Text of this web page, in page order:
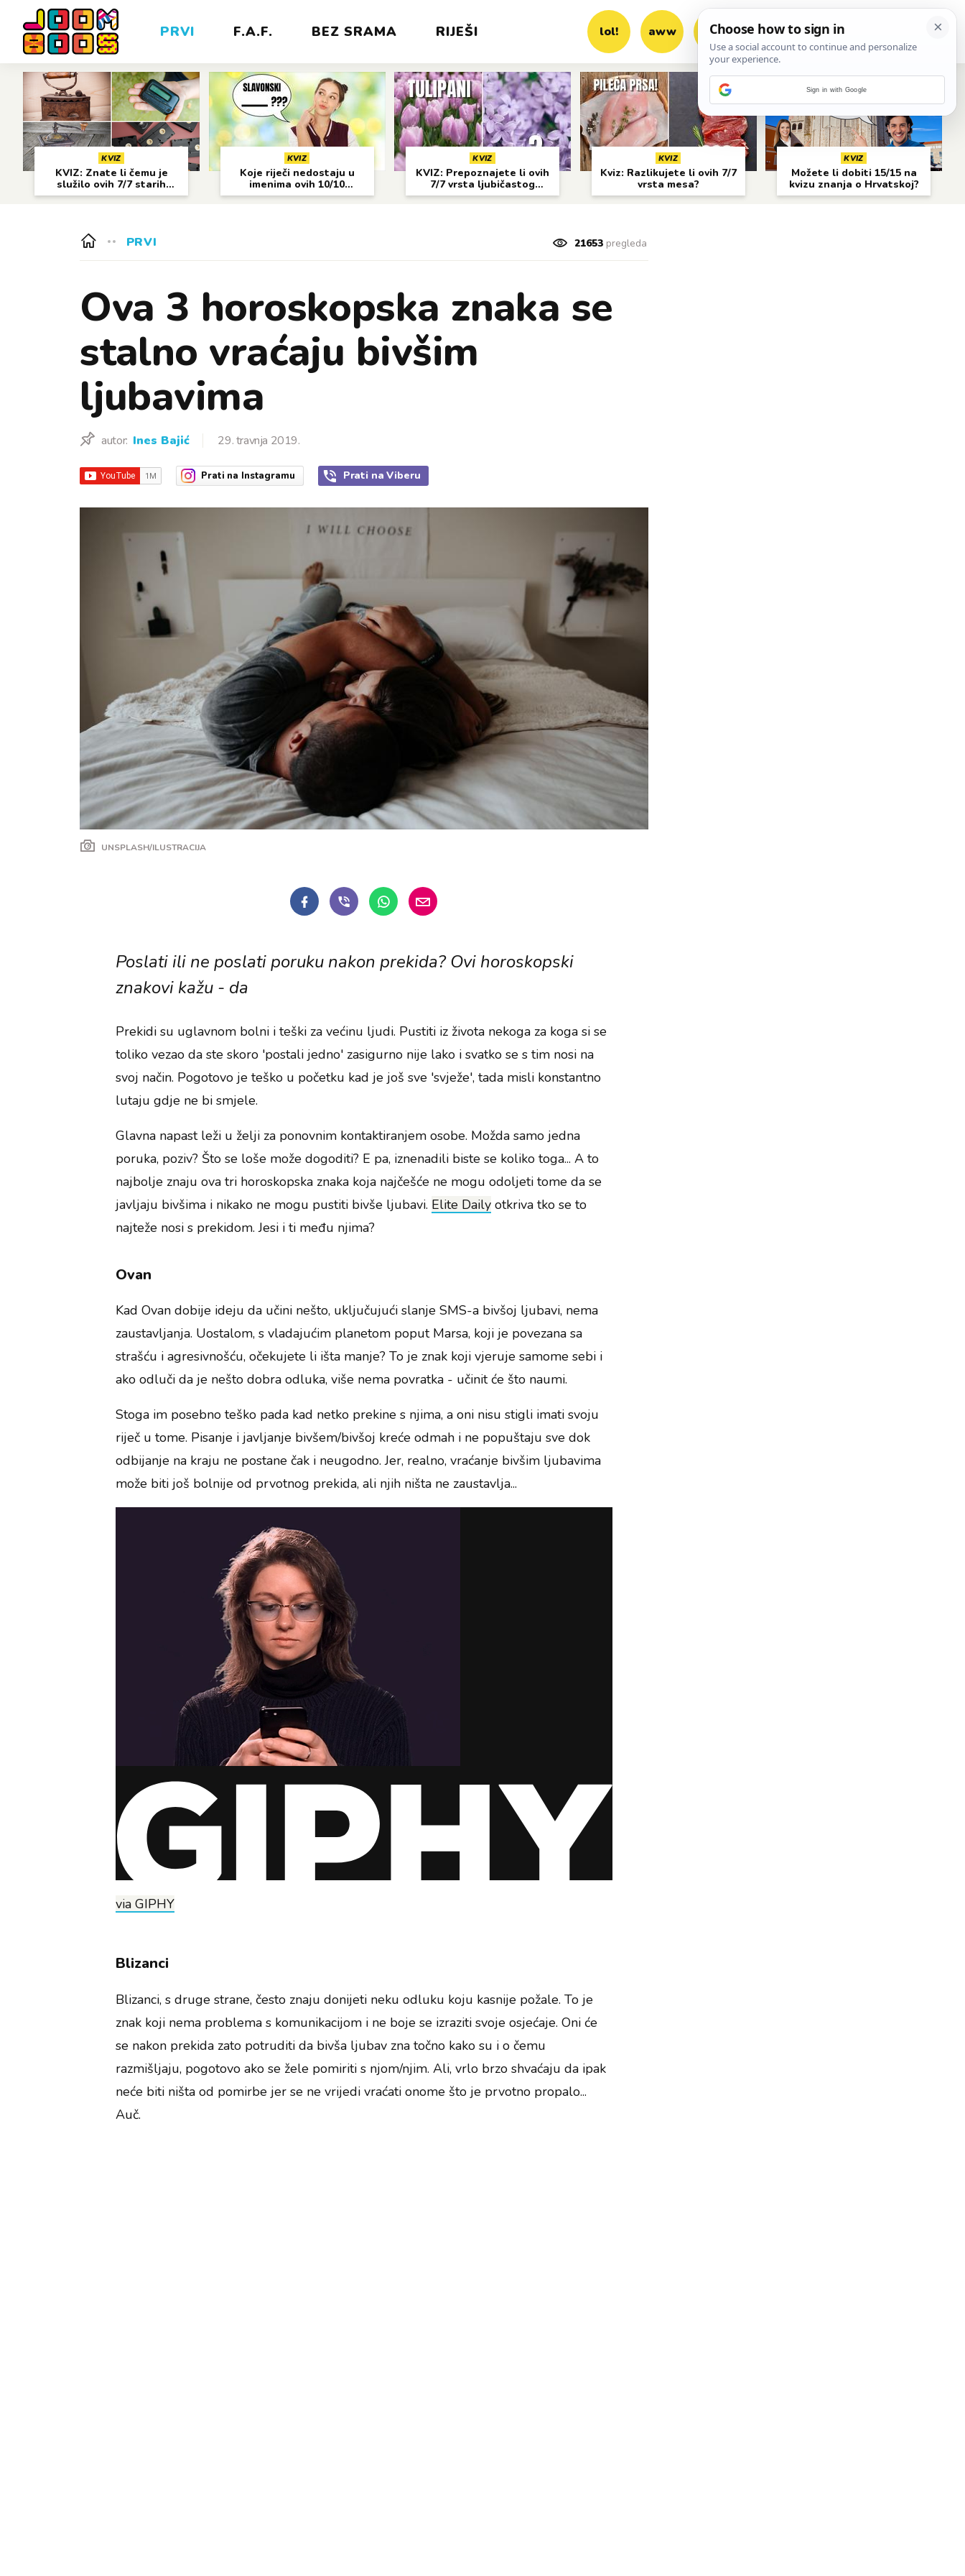
PRVI F.A.F. BEZ SRAMA RIJEŠI lol! aww vrh! woot?!
KVIZ
KVIZ: Znate li čemu je
služilo ovih 7/7 starih
predmeta?
KVIZ
Koje riječi nedostaju u
imenima ovih 10/10
gradova?
KVIZ
KVIZ: Prepoznajete li ovih
7/7 vrsta ljubičastog
cvijeća?
KVIZ
Kviz: Razlikujete li ovih 7/7
vrsta mesa?
KVIZ
Možete li dobiti 15/15 na
kvizu znanja o Hrvatskoj?
PRVI 21653pregleda
Ova 3 horoskopska znaka se
stalno vraćaju bivšim
ljubavima
autor: Ines Bajić 29. travnja 2019.
Prati na Instagramu Prati na Viberu
UNSPLASH/ILUSTRACIJA
Poslati ili ne poslati poruku nakon prekida? Ovi horoskopski
znakovi kažu - da
Prekidi su uglavnom bolni i teški za većinu ljudi. Pustiti iz života nekoga za koga si se
toliko vezao da ste skoro 'postali jedno' zasigurno nije lako i svatko se s tim nosi na
svoj način. Pogotovo je teško u početku kad je još sve 'svježe', tada misli konstantno
lutaju gdje ne bi smjele.
Glavna napast leži u želji za ponovnim kontaktiranjem osobe. Možda samo jedna
poruka, poziv? Što se loše može dogoditi? E pa, iznenadili biste se koliko toga... A to
najbolje znaju ova tri horoskopska znaka koja najčešće ne mogu odoljeti tome da se
javljaju bivšima i nikako ne mogu pustiti bivše ljubavi. Elite Daily otkriva tko se to
najteže nosi s prekidom. Jesi i ti među njima?
Ovan
Kad Ovan dobije ideju da učini nešto, uključujući slanje SMS-a bivšoj ljubavi, nema
zaustavljanja. Uostalom, s vladajućim planetom poput Marsa, koji je povezana sa
strašću i agresivnošću, očekujete li išta manje? To je znak koji vjeruje samome sebi i
ako odluči da je nešto dobra odluka, više nema povratka - učinit će što naumi.
Stoga im posebno teško pada kad netko prekine s njima, a oni nisu stigli imati svoju
riječ u tome. Pisanje i javljanje bivšem/bivšoj kreće odmah i ne popuštaju sve dok
odbijanje na kraju ne postane čak i neugodno. Jer, realno, vraćanje bivšim ljubavima
može biti još bolnije od prvotnog prekida, ali njih ništa ne zaustavlja...
via GIPHY
Blizanci
Blizanci, s druge strane, često znaju donijeti neku odluku koju kasnije požale. To je
znak koji nema problema s komunikacijom i ne boje se izraziti svoje osjećaje. Oni će
se nakon prekida zato potruditi da bivša ljubav zna točno kako su i o čemu
razmišljaju, pogotovo ako se žele pomiriti s njom/njim. Ali, vrlo brzo shvaćaju da ipak
neće biti ništa od pomirbe jer se ne vrijedi vraćati onome što je prvotno propalo...
Auč.
Sign in with Google